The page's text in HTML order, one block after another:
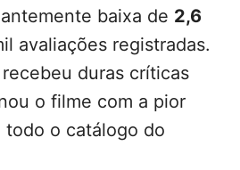
baixa de 2,6
avaliações registradas.
duras críticas
o filme com a pior
todo o catálogo do